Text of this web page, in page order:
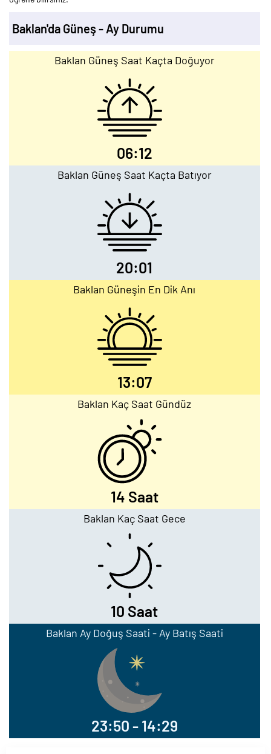
Baklan'da Güneş - Ay Durumu
Baklan Güneş Saat Kaçta Doğuyor
06:12
Baklan Güneş Saat Kaçta Batıyor
20:01
Baklan Güneşin En Dik Anı
13:07
Baklan Kaç Saat Gündüz
14 Saat
Baklan Kaç Saat Gece
10 Saat
Baklan Ay Doğuş Saati - Ay Batış Saati
23:50 - 14:29